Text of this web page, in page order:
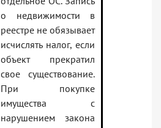
о недвижимости в
реестре не обязывает
исчислять налог, если
объект прекратил
свое существование.
При покупке
имущества с
нарушением закона